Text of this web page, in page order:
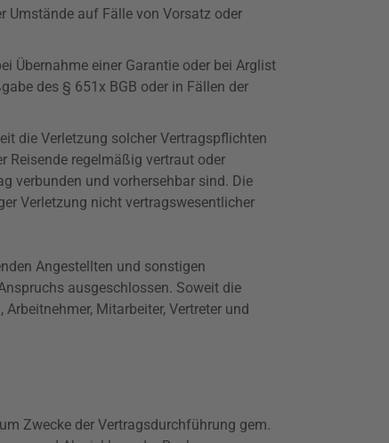
Umstände auf Fälle von Vorsatz oder
Übernahme einer Garantie oder bei Arglist
des § 651x BGB oder in Fällen der
die Verletzung solcher Vertragspflichten
Reisende regelmäßig vertraut oder
verbunden und vorhersehbar sind. Die
Verletzung nicht vertragswesentlicher
Angestellten und sonstigen
ausgeschlossen. Soweit die
Mitarbeiter, Vertreter und
Zwecke der Vertragsdurchführung gem.